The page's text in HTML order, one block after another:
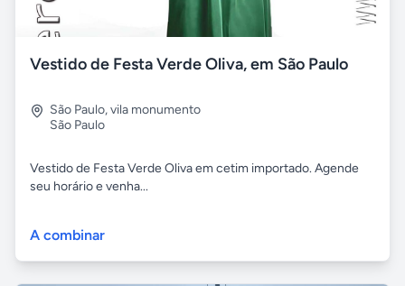
Vestido de Festa Verde Oliva, em São Paulo
São Paulo,vila monumento
São Paulo
Vestido de Festa Verde Oliva em cetim importado. Agende
seu horário e venha...
A combinar